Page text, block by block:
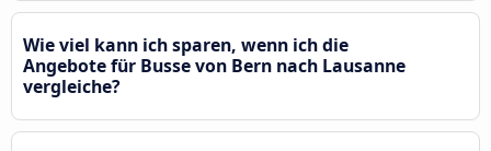
Wie viel kann ich sparen, wenn ich die
Angebote für Busse von Bern nach Lausanne
vergleiche?